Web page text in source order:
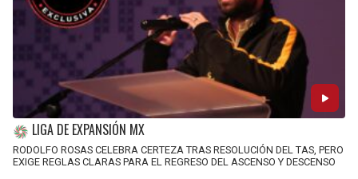
LIGA DE EXPANSIÓN MX
RODOLFO ROSAS CELEBRA CERTEZA TRAS RESOLUCIÓN DEL TAS, PERO
EXIGE REGLAS CLARAS PARA EL REGRESO DEL ASCENSO Y DESCENSO